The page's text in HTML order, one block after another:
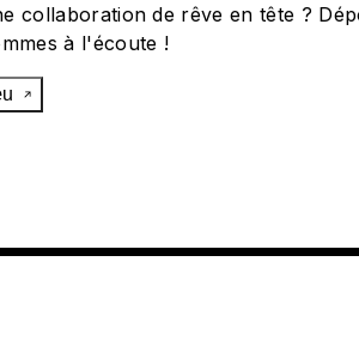
collaboration de rêve en tête ?
à l'écoute !